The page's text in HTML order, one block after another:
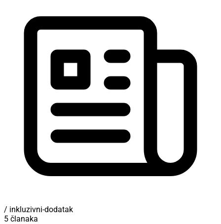
/ inkluzivni-dodatak
5 članaka